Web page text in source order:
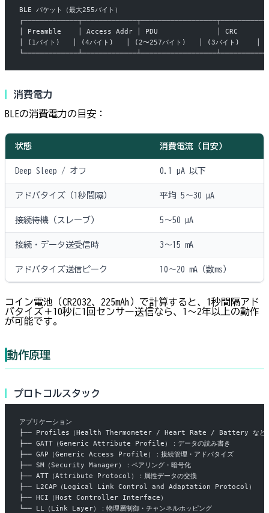
BLE パケット（最大255バイト）
│ Preamble    │ Access Addr │ PDU              │ CRC
│ (1バイト)   │ (4バイト)   │ (2〜257バイト)   │ (3バイト)    │
消費電力
BLEの消費電力の目安：
状態 消費電流（目安）
Deep Sleep / オフ 0.1 µA 以下
アドバタイズ（1秒間隔） 平均 5〜30 µA
接続待機（スレーブ） 5〜50 µA
接続・データ送受信時 3〜15 mA
アドバタイズ送信ピーク 10〜20 mA（数ms）
コイン電池（CR2032、225mAh）で計算すると、1秒間隔アド
バタイズ＋10秒に1回センサー送信なら、1〜2年以上の動作
が可能です。
動作原理
プロトコルスタック
アプリケーション
├── Profiles（Health Thermometer / Heart Rate / Battery など
├── GATT（Generic Attribute Profile）：データの読み書き
├── GAP（Generic Access Profile）：接続管理・アドバタイズ
├── SM（Security Manager）：ペアリング・暗号化
├── ATT（Attribute Protocol）：属性データの交換
├── L2CAP（Logical Link Control and Adaptation Protocol）
├── HCI（Host Controller Interface）
└── LL（Link Layer）：物理層制御・チャンネルホッピング